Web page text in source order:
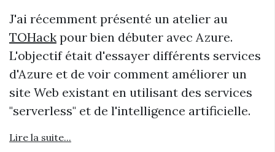
J'ai récemment présenté un atelier au
TOHack pour bien débuter avec Azure.
L'objectif était d'essayer différents services
d'Azure et de voir comment améliorer un
site Web existant en utilisant des services
"serverless" et de l'intelligence artificielle.
Lire la suite...